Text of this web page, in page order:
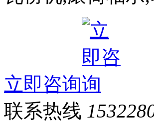
立即咨询
联系热线